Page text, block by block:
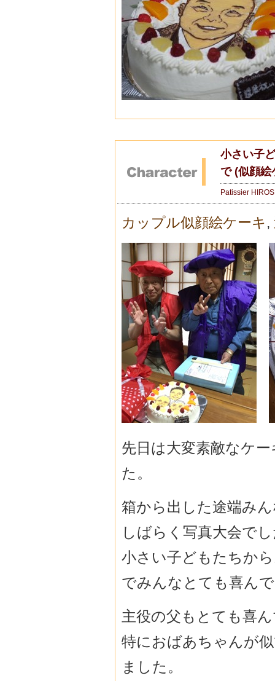
小さい子
で (似顔絵
Patissier
カップル似顔絵ケーキ ,
先日は大変素敵なケ
た。
箱から出した途端み
しばらく写真大会で
小さい子どもたちか
でみんなとても喜ん
主役の父もとても喜
特におばあちゃんが
ました。